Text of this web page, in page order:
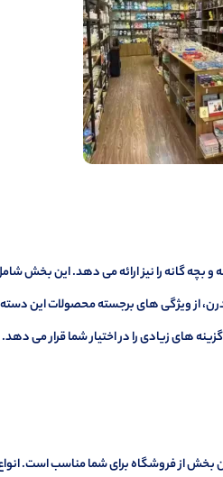
و بچه گانه را نیز ارائه می دهد. این بخش
از ویژگی های برجسته محصولات این
های زیادی را در اختیار شما قرار می
بخش از فروشگاه برای شما مناسب است.